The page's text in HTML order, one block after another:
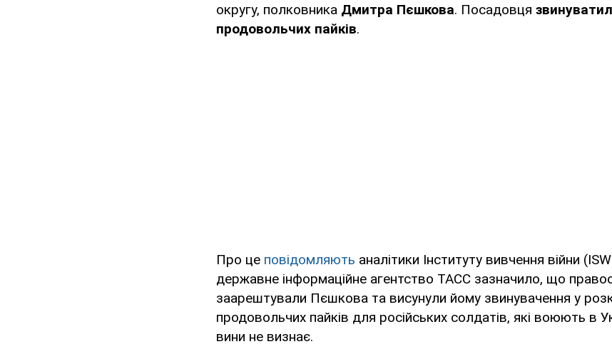
округу, полковника Дмитра Пєшкова. Посадовця
продовольчих пайків.
Про це повідомляють аналітики Інституту вивчення війни
державне інформаційне агентство ТАСС зазначило, що
заарештували Пєшкова та висунули йому звинувачення у
продовольчих пайків для російських солдатів, які воюють в
вини не визнає.